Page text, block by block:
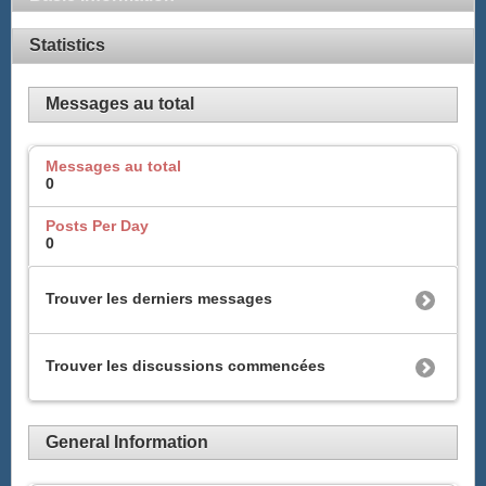
Statistics
Messages au total
Messages au total
0
Posts Per Day
0
Trouver les derniers messages
Trouver les discussions commencées
General Information